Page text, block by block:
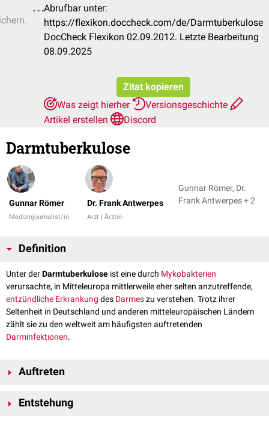
Abrufbar unter:
https://flexikon.doccheck.com/de/Darmtuberkulose
DocCheck Flexikon 02.09.2012. Letzte Bearbeitung
08.09.2025
Zitat kopieren
Was zeigt hierher
Versionsgeschichte
Artikel erstellen
Discord
Darmtuberkulose
Gunnar Römer
Medizinjournalist/in
Dr. Frank Antwerpes
Arzt | Ärztin
Gunnar Römer, Dr.
Frank Antwerpes + 2
Definition
Unter derDarmtuberkulose ist eine durch Mykobakterien
verursachte, in Mitteleuropa mittlerweile eher selten anzutreffende,
entzündliche Erkrankung des Darmeszu verstehen. Trotz ihrer
Seltenheit in Deutschland und anderen mitteleuropäischen Ländern
zählt sie zu den weltweit am häufigsten auftretenden
Darminfektionen.
Auftreten
auftreten. Die häufigsten Lokalisationen sind allerdings
Entstehung